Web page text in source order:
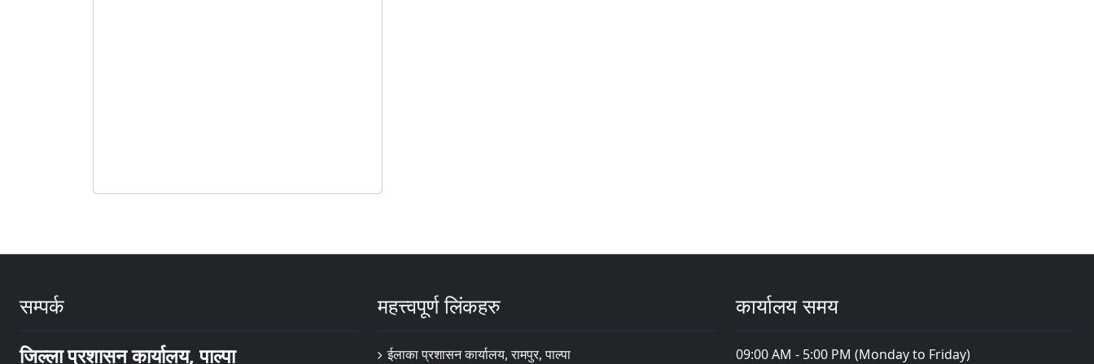
सम्पर्क
जिल्ला प्रशासन कार्यालय, पाल्पा
महत्त्वपूर्ण लिंकहरु
ईलाका प्रशासन कार्यालय, रामपुर, पाल्पा
कार्यालय समय
09:00 AM - 5:00 PM (Monday to Friday)